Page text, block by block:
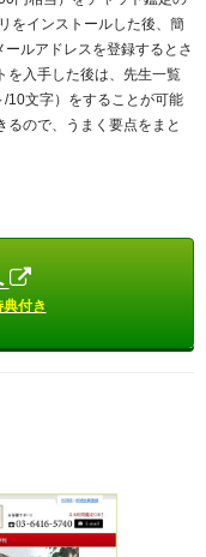
をインストールした後、簡
ルアドレスを登録するとさ
を入手した後は、先生一覧
10文字）をすることが可能
ので、うまく要点をまと
付き